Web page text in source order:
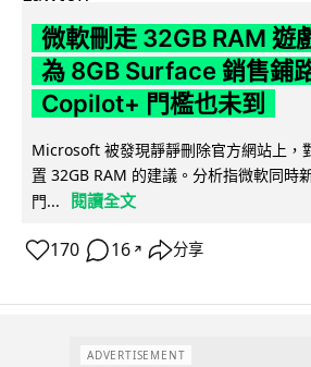
微軟刪走 32GB RAM 遊
為 8GB Surface 銷售鋪
Copilot+ 門檻也未到
Microsoft 被發現靜靜刪除官方網站上，
置 32GB RAM 的建議。分析指微軟同時
門...
閱讀全文
170 16 ↗ 分享
ADVERTISEMENT